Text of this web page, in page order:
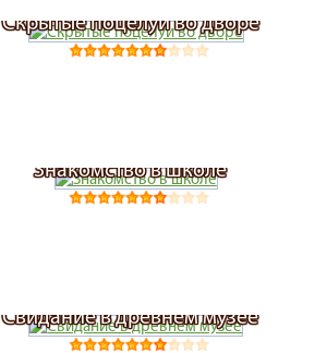
Скрытые поцелуи во дворе
Знакомство в школе
Свидание в древнем музее